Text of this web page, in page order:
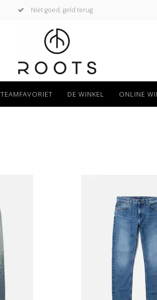
Niet goed, geld terug
TEAMFAVORIET DE WINKEL ONLINE